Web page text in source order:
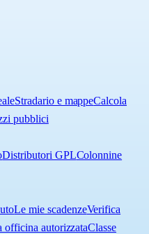
Stradario e mappeCalcola
pubblici
Distributori GPLColonnine
Le mie scadenzeVerifica
officina autorizzataClasse